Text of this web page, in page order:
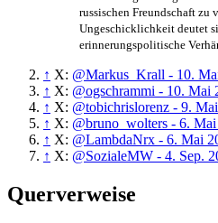
russischen Freundschaft zu
Ungeschicklichkeit deutet
erinnerungs­politische
↑ X: @Markus_Krall - 10.
↑ X: @ogschrammi - 10. Mai
↑ X: @tobichrislorenz - 9.
↑ X: @bruno_wolters - 6.
↑ X: @LambdaNrx - 6. Mai
↑ X: @SozialeMW - 4. Sep.
Querverweise